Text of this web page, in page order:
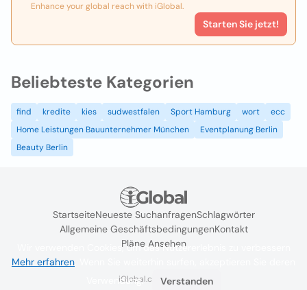
Enhance your global reach with iGlobal.
Starten Sie jetzt!
Beliebteste Kategorien
find kredite kies sudwestfalen Sport Hamburg wort
ecc
Home Leistungen Bauunternehmer München
Eventplanung Berlin
Beauty Berlin
StartseiteNeueste SuchanfragenSchlagwörter
Allgemeine GeschäftsbedingungenKontakt
Pläne Ansehen
iGlobal.co @ 2024
Wir verwenden Cookies, um das Nutzererlebnis zu verbessern
Mehr erfahren
Verwendung.
Verstanden